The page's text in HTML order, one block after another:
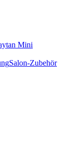
Mini
Salon-Zubehör